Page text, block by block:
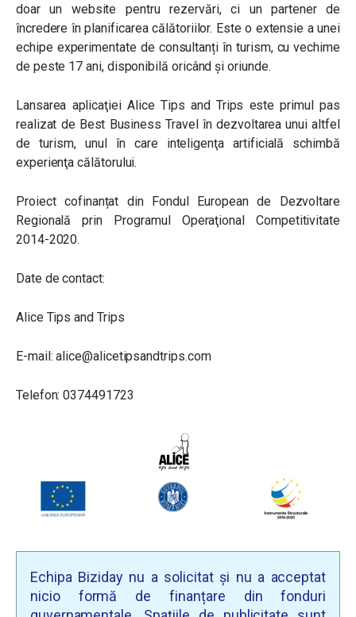
doar un website pentru rezervări, ci un partener de
încredere în planificarea călătoriilor. Este o extensie a unei
echipe experimentate de consultanți în turism, cu vechime
de peste 17 ani, disponibilă oricând și oriunde.
Lansarea aplicaţiei Alice Tips and Trips este primul pas
realizat de Best Business Travel în dezvoltarea unui altfel
de turism, unul în care inteligenţa artificială schimbă
experienţa călătorului.
Proiect cofinanțat din Fondul European de Dezvoltare
Regională prin Programul Operaţional Competitivitate
2014-2020.
Date de contact:
Alice Tips and Trips
E-mail: alice@alicetipsandtrips.com
Telefon: 0374491723
Echipa Biziday nu a solicitat și nu a acceptat
nicio formă de finanțare din fonduri